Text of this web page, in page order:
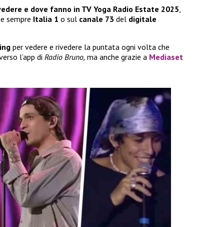
e dove fanno in TV Yoga Radio Estate 2025
sempre Italia 1 o sul canale 73 del digitale
per vedere e rivedere la puntata ogni volta che
l’app di Radio Bruno, ma anche grazie a Mediaset